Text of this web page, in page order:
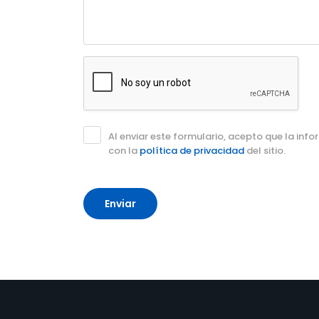
Al enviar este formulario, acepto que la
con la política de privacidad del sitio.